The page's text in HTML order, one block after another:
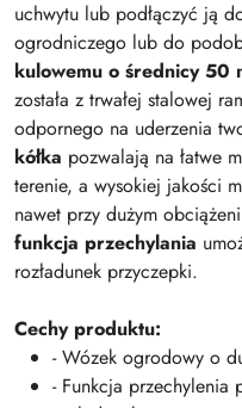
uchwytu lub podłączyć ją
ogrodniczego lub do
kulowemu o średnicy 50
została z trwałej stalowej
odpornego na uderzenia
kółka pozwalają na łatwe
terenie, a wysokiej jakości
nawet przy dużym
funkcja przechylania
rozładunek przyczepki.
Cechy produktu:
- Wózek ogrodowy o
- Funkcja przechylenia